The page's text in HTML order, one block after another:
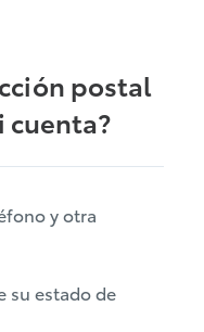
postal
cuenta?
y otra
su estado de